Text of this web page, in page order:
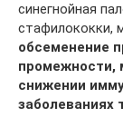
синегнойная
стафилококки,
обсеменение
промежности,
снижении
заболеваниях